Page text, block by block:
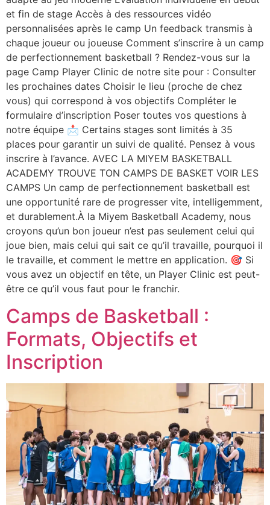
et fin de stage Accès à des ressources vidéo
personnalisées après le camp Un feedback transmis à
chaque joueur ou joueuse Comment s’inscrire à un camp
de perfectionnement basketball ? Rendez-vous sur la
page Camp Player Clinic de notre site pour : Consulter
les prochaines dates Choisir le lieu (proche de chez
vous) qui correspond à vos objectifs Compléter le
formulaire d’inscription Poser toutes vos questions à
notre équipe 📩 Certains stages sont limités à 35
places pour garantir un suivi de qualité. Pensez à vous
inscrire à l’avance. AVEC LA MIYEM BASKETBALL
ACADEMY TROUVE TON CAMPS DE BASKET VOIR LES
CAMPS Un camp de perfectionnement basketball est
une opportunité rare de progresser vite, intelligemment,
et durablement.À la Miyem Basketball Academy, nous
croyons qu’un bon joueur n’est pas seulement celui qui
joue bien, mais celui qui sait ce qu’il travaille, pourquoi il
le travaille, et comment le mettre en application. 🎯 Si
vous avez un objectif en tête, un Player Clinic est peut-
être ce qu’il vous faut pour le franchir.
Camps de Basketball :
Formats, Objectifs et
Inscription